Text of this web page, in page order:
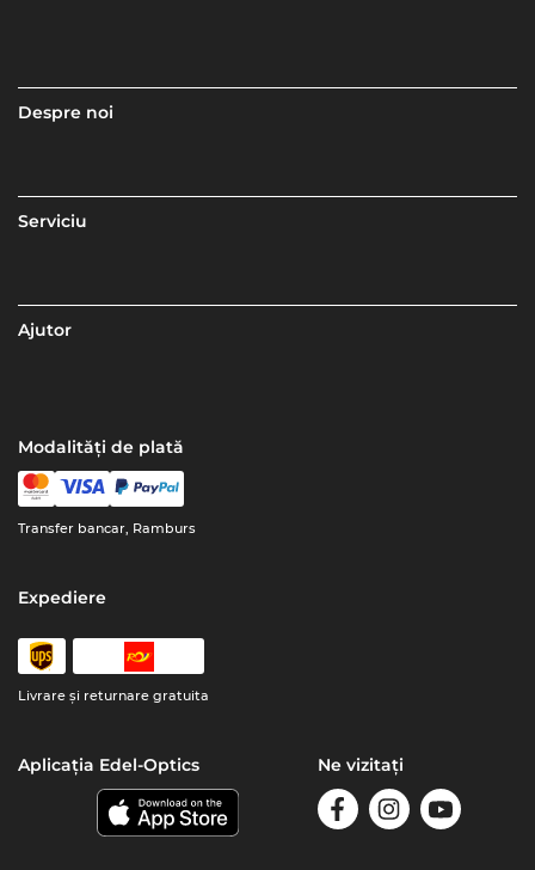
Despre noi
Serviciu
Ajutor
Modalități de plată
Transfer bancar, Ramburs
Expediere
Livrare şi returnare gratuita
Aplicația Edel-Optics Ne vizitați